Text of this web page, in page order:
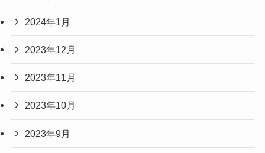
2024年1月
2023年12月
2023年11月
2023年10月
2023年9月